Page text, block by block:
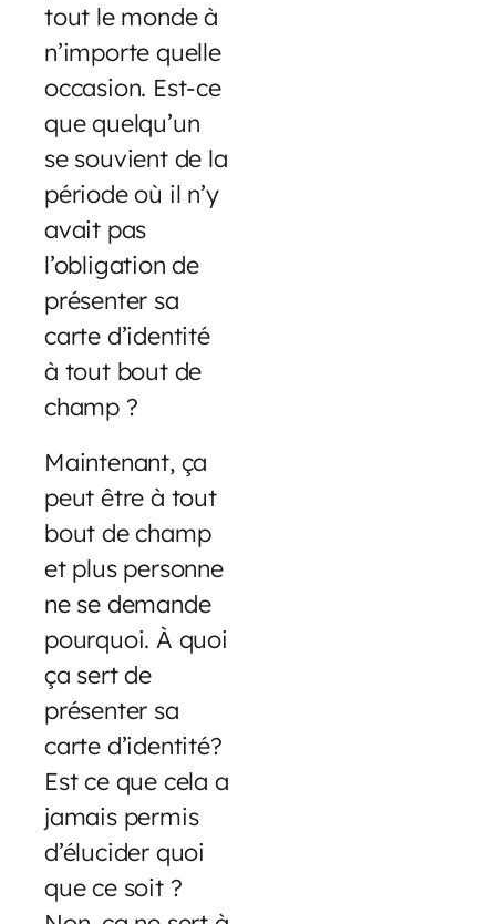
tout le monde à
n’importe quelle
occasion. Est-ce
que quelqu’un
se souvient de la
période où il n’y
avait pas
l’obligation de
présenter sa
carte d’identité
à tout bout de
champ ?
Maintenant, ça
peut être à tout
bout de champ
et plus personne
ne se demande
pourquoi. À quoi
ça sert de
présenter sa
carte d’identité?
Est ce que cela a
jamais permis
d’élucider quoi
que ce soit ?